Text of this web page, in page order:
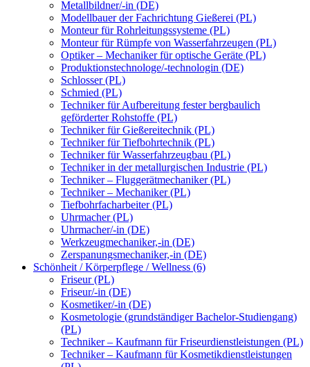
Metallbildner/-in (DE)
Modellbauer der Fachrichtung Gießerei (PL)
Monteur für Rohrleitungssysteme (PL)
Monteur für Rümpfe von Wasserfahrzeugen (PL)
Optiker – Mechaniker für optische Geräte (PL)
Produktionstechnologe/-technologin (DE)
Schlosser (PL)
Schmied (PL)
Techniker für Aufbereitung fester bergbaulich
geförderter Rohstoffe (PL)
Techniker für Gießereitechnik (PL)
Techniker für Tiefbohrtechnik (PL)
Techniker für Wasserfahrzeugbau (PL)
Techniker in der metallurgischen Industrie (PL)
Techniker – Fluggerätmechaniker (PL)
Techniker – Mechaniker (PL)
Tiefbohrfacharbeiter (PL)
Uhrmacher (PL)
Uhrmacher/-in (DE)
Werkzeugmechaniker,-in (DE)
Zerspanungsmechaniker,-in (DE)
Schönheit / Körperpflege / Wellness (6)
Friseur (PL)
Friseur/-in (DE)
Kosmetiker/-in (DE)
Kosmetologie (grundständiger Bachelor-Studiengang)
(PL)
Techniker – Kaufmann für Friseurdienstleistungen (PL)
Techniker – Kaufmann für Kosmetikdienstleistungen